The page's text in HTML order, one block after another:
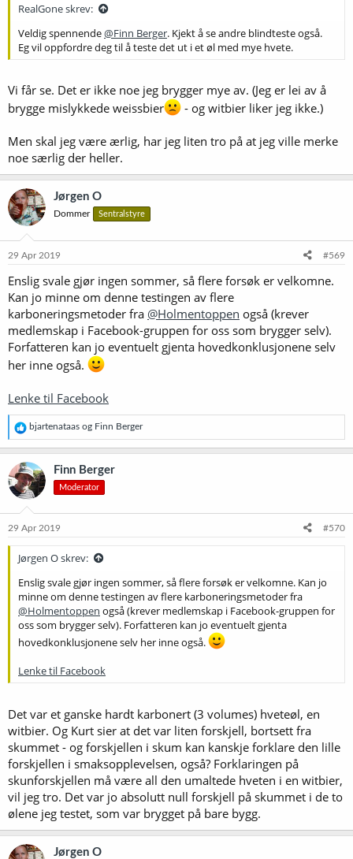
RealGone skrev:
Veldig spennende@Finn Berger. Kjekt å se andre blindteste også.
Eg vil oppfordre deg til å teste det ut i et øl med mye hvete.
Vi får se. Det er ikke noe jeg brygger mye av. (Jeg er lei av å
brygge mislykkede weissbier
- og witbier liker jeg ikke.)
Men skal jeg være ærlig, har jeg liten tro på at jeg ville merke
noe særlig der heller.
Jørgen O
Dommer Sentralstyre
29 Apr 2019 #569
Enslig svale gjør ingen sommer, så flere forsøk er velkomne.
Kan jo minne om denne testingen av flere
karboneringsmetoder fra @Holmentoppen også (krever
medlemskap i Facebook-gruppen for oss som brygger selv).
Forfatteren kan jo eventuelt gjenta hovedkonklusjonene selv
her inne også.
Lenke til Facebook
R
e
a
k
s
j
o
e
bjartenataas og Finn Berger
Finn Berger
Moderator
29 Apr 2019 #570
Jørgen O skrev:
Enslig svale gjør ingen sommer, så flere forsøk er velkomne. Kan jo
minne om denne testingen av flere karboneringsmetoder fra
@Holmentoppen også (krever medlemskap i Facebook-gruppen for
oss som brygger selv). Forfatteren kan jo eventuelt gjenta
hovedkonklusjonene selv her inne også.
Lenke til Facebook
Det var et ganske hardt karbonert (3 volumes) hveteøl, en
witbier. Og Kurt sier at det var liten forskjell, bortsett fra
skummet - og forskjellen i skum kan kanskje forklare den lille
forskjellen i smaksopplevelsen, også? Forklaringen på
skunforskjellen må være all den umaltede hveten i en witbier,
vil jeg tro. Det var jo absolutt null forskjell på skummet i de to
ølene jeg testet, som var brygget på bare bygg.
Jørgen O